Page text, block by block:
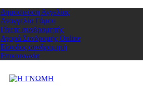
Δημοσιεύση Αγγελίας
Αναγγελία Γάμου
Γίνετε συνδρομητής
Αγορά Συνδρομής Online
Είσοδος συνδρομητή
Επικοινωνία